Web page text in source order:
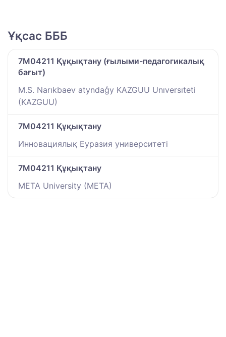
Ұқсас БББ
7M04211 Құқықтану (ғылыми-педагогикалық
бағыт)
M.S. Narıkbaev atyndaģy KAZGUU Unıversıteti
(KAZGUU)
7M04211 Құқықтану
Инновациялық Еуразия университеті
7M04211 Құқықтану
META University (META)